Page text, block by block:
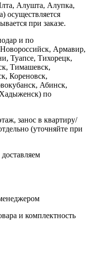
Алушта, Алупка,
осуществляется
при заказе.
и по
Армавир,
Туапсе, Тихорецк,
Тимашевск,
Кореновск,
Абинск,
по
занос в квартиру/
(уточняйте при
и комплектность